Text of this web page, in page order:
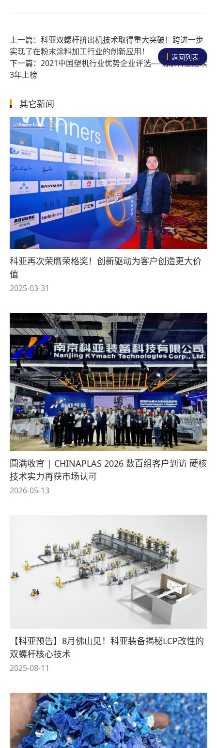
科亚双螺杆挤出机技术取得重大突破！跨进一步
实现了在粉末涂料加工行业的创新应用！
2021中国塑机行业优势企业评选----南京科亚连续
3年上榜
返回列表
其它新闻
科亚再次荣膺荣格奖！创新驱动为客户创造更大价
值
2025-03-31
圆满收官 | CHINAPLAS 2026 数百组客户到访 硬核
技术实力再获市场认可
2026-05-13
【科亚预告】8月佛山见！科亚装备揭秘LCP改性的
双螺杆核心技术
2025-08-11